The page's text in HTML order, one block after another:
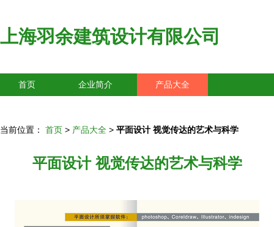
上海羽余建筑设计有限公司
首页 企业简介 产品大全
当前位置： 首页 > 产品大全 > 平面设计 视觉传达的艺术与科学
平面设计 视觉传达的艺术与科学